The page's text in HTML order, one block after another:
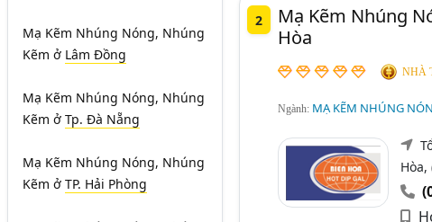
Mạ Kẽm Nhúng Nóng, Nhúng
Kẽm ở Lâm Đồng
Mạ Kẽm Nhúng Nóng, Nhúng
Kẽm ở Tp. Đà Nẵng
Mạ Kẽm Nhúng Nóng, Nhúng
Kẽm ở TP. Hải Phòng
2
Mạ Kẽm Nhúng
Hòa
NHÀ
Ngành: MẠ KẼM NHÚNG
Hòa,